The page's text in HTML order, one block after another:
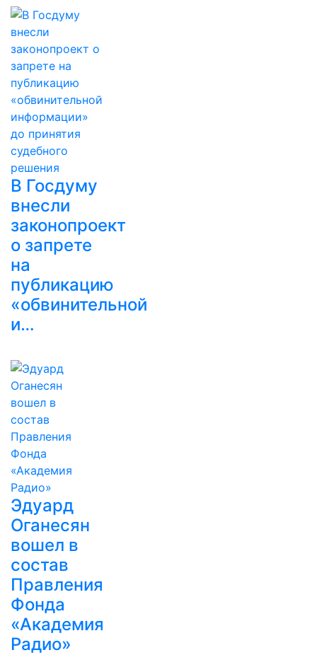
В Госдуму
внесли
законопроект
о запрете
на
публикацию
«обвинительной
и…
Эдуард
Оганесян
вошел в
состав
Правления
Фонда
«Академия
Радио»